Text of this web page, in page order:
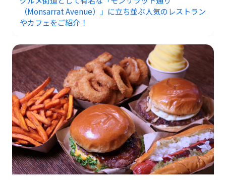
（Monsarrat Avenue）」に立ち並ぶ人気のレストラン
やカフェをご紹介！